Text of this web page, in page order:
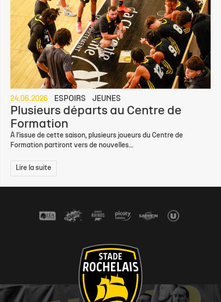
24.06.2026 ESPOIRS JEUNES
Plusieurs départs au Centre de
Formation
À l’issue de cette saison, plusieurs joueurs du Centre de
Formation partiront vers de nouvelles...
Lire la suite